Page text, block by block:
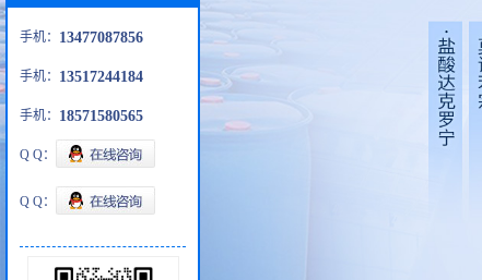
手机： 13477087856
手机： 13517244184
手机： 18571580565
Q Q：
Q Q：